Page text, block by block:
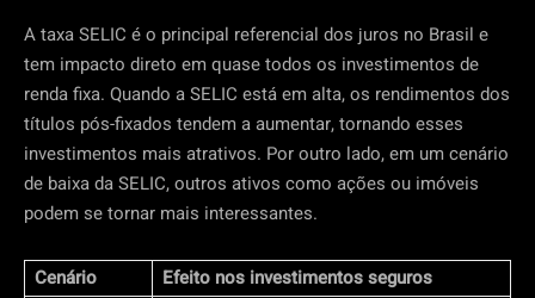
A taxa SELIC é o principal referencial dos juros no Brasil e
tem impacto direto em quase todos os investimentos de
renda fixa. Quando a SELIC está em alta, os rendimentos dos
títulos pós-fixados tendem a aumentar, tornando esses
investimentos mais atrativos. Por outro lado, em um cenário
de baixa da SELIC, outros ativos como ações ou imóveis
podem se tornar mais interessantes.
Cenário
Efeito nos investimentos seguros